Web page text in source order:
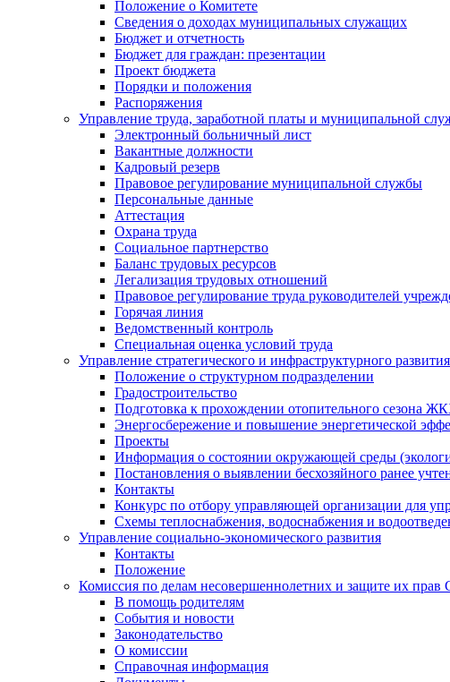
Положение о Комитете
Сведения о доходах муниципальных служащих
Бюджет и отчетность
Бюджет для граждан: презентации
Проект бюджета
Порядки и положения
Распоряжения
Управление труда, заработной платы и муниципальной
Электронный больничный лист
Вакантные должности
Кадровый резерв
Правовое регулирование муниципальной службы
Персональные данные
Аттестация
Охрана труда
Социальное партнерство
Баланс трудовых ресурсов
Легализация трудовых отношений
Правовое регулирование труда руководителей
Горячая линия
Ведомственный контроль
Специальная оценка условий труда
Управление стратегического и инфраструктурного развития
Положение о структурном подразделении
Градостроительство
Подготовка к прохождении отопительного сезона
Энергосбережение и повышение энергетической
Проекты
Информация о состоянии окружающей среды
Постановления о выявлении бесхозяйного ранее
Контакты
Конкурс по отбору управляющей организации для
Схемы теплоснабжения, водоснабжения и
Управление социально-экономического развития
Контакты
Положение
Комиссия по делам несовершеннолетних и защите их прав
В помощь родителям
События и новости
Законодательство
О комиссии
Справочная информация